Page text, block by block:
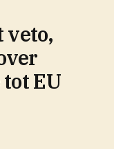
veto,
EU